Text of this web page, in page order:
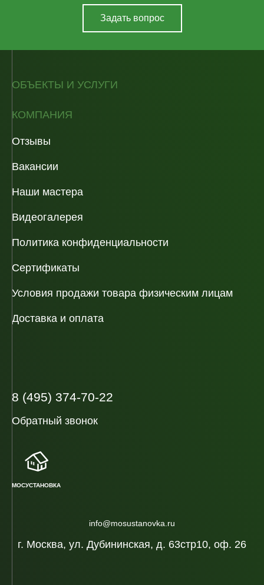
Задать вопрос
ОБЪЕКТЫ И УСЛУГИ
КОМПАНИЯ
Отзывы
Вакансии
Наши мастера
Видеогалерея
Политика конфиденциальности
Сертификаты
Условия продажи товара физическим лицам
Доставка и оплата
г. Москва, ул. Дубининская, д. 63стр10, оф. 26
info@mosustanovka.ru
8 (495) 374-70-22
Обратный звонок
МОСУСТАНОВКА